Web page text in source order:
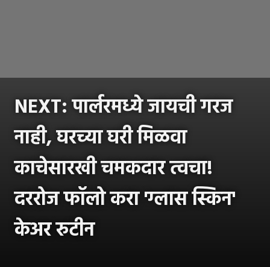
NEXT: पार्लरमध्ये जायची गरज
नाही, घरच्या घरी मिळवा
काचेसारखी चमकदार त्वचा!
दररोज फॉलो करा 'ग्लास स्किन'
केअर रुटीन